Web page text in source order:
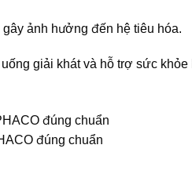
ảnh hưởng đến hệ tiêu hóa.
giải khát và hỗ trợ sức
đúng chuẩn